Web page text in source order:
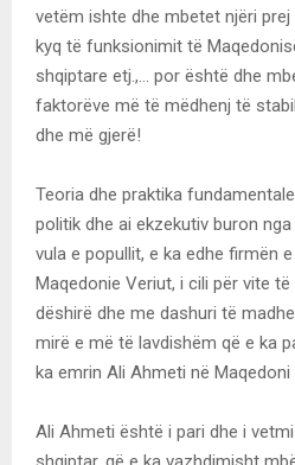
vetëm ishte dhe mbetet njëri
kyq të funksionimit të
shqiptare etj.,… por është dhe
faktorëve më të mëdhenj të
dhe më gjerë!
Teoria dhe praktika
politik dhe ai ekzekutiv buron
vula e popullit, e ka edhe firmën
Maqedonie Veriut, i cili për vite
dëshirë dhe me dashuri të
mirë e më të lavdishëm që e ka
ka emrin Ali Ahmeti në
Ali Ahmeti është i pari dhe i